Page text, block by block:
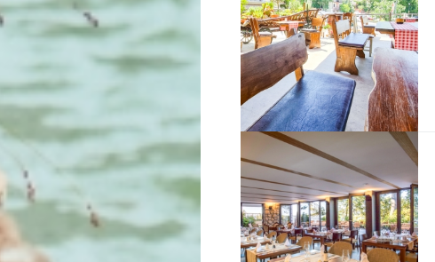
VIŠE INFORMACIJA
VIŠE INFORMACIJA